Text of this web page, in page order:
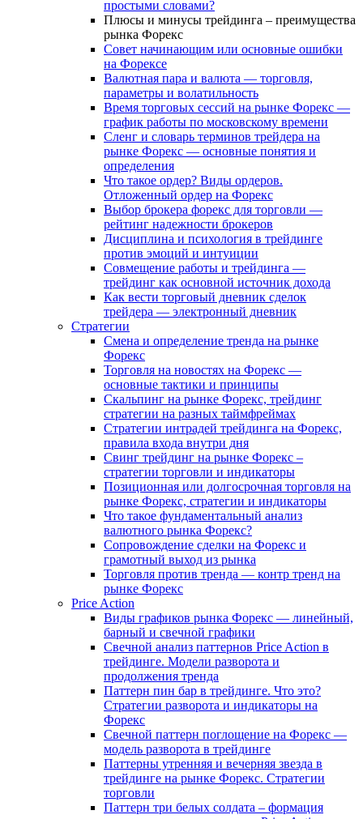
простыми словами?
Плюсы и минусы трейдинга – преимущества
рынка Форекс
Совет начинающим или основные ошибки
на Форексе
Валютная пара и валюта — торговля,
параметры и волатильность
Время торговых сессий на рынке Форекс —
график работы по московскому времени
Сленг и словарь терминов трейдера на
рынке Форекс — основные понятия и
определения
Что такое ордер? Виды ордеров.
Отложенный ордер на Форекс
Выбор брокера форекс для торговли —
рейтинг надежности брокеров
Дисциплина и психология в трейдинге
против эмоций и интуиции
Совмещение работы и трейдинга —
трейдинг как основной источник дохода
Как вести торговый дневник сделок
трейдера — электронный дневник
Стратегии
Смена и определение тренда на рынке
Форекс
Торговля на новостях на Форекс —
основные тактики и принципы
Скальпинг на рынке Форекс, трейдинг
стратегии на разных таймфреймах
Стратегии интрадей трейдинга на Форекс,
правила входа внутри дня
Свинг трейдинг на рынке Форекс –
стратегии торговли и индикаторы
Позиционная или долгосрочная торговля на
рынке Форекс, стратегии и индикаторы
Что такое фундаментальный анализ
валютного рынка Форекс?
Сопровождение сделки на Форекс и
грамотный выход из рынка
Торговля против тренда — контр тренд на
рынке Форекс
Price Action
Виды графиков рынка Форекс — линейный,
барный и свечной графики
Свечной анализ паттернов Price Action в
трейдинге. Модели разворота и
продолжения тренда
Паттерн пин бар в трейдинге. Что это?
Стратегии разворота и индикаторы на
Форекс
Свечной паттерн поглощение на Форекс —
модель разворота в трейдинге
Паттерны утренняя и вечерняя звезда в
трейдинге на рынке Форекс. Стратегии
торговли
Паттерн три белых солдата – формация